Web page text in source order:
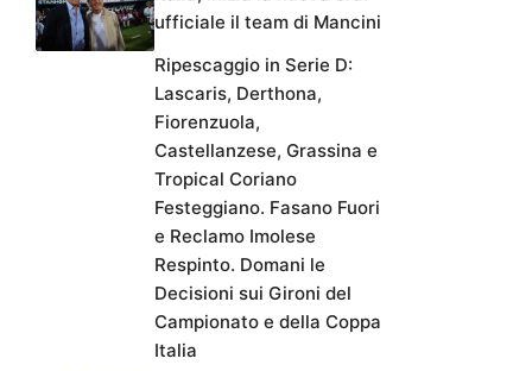
ufficiale il team di Mancini
Ripescaggio in Serie D:
Lascaris, Derthona,
Fiorenzuola,
Castellanzese, Grassina e
Tropical Coriano
Festeggiano. Fasano Fuori
e Reclamo Imolese
Respinto. Domani le
Decisioni sui Gironi del
Campionato e della Coppa
Italia